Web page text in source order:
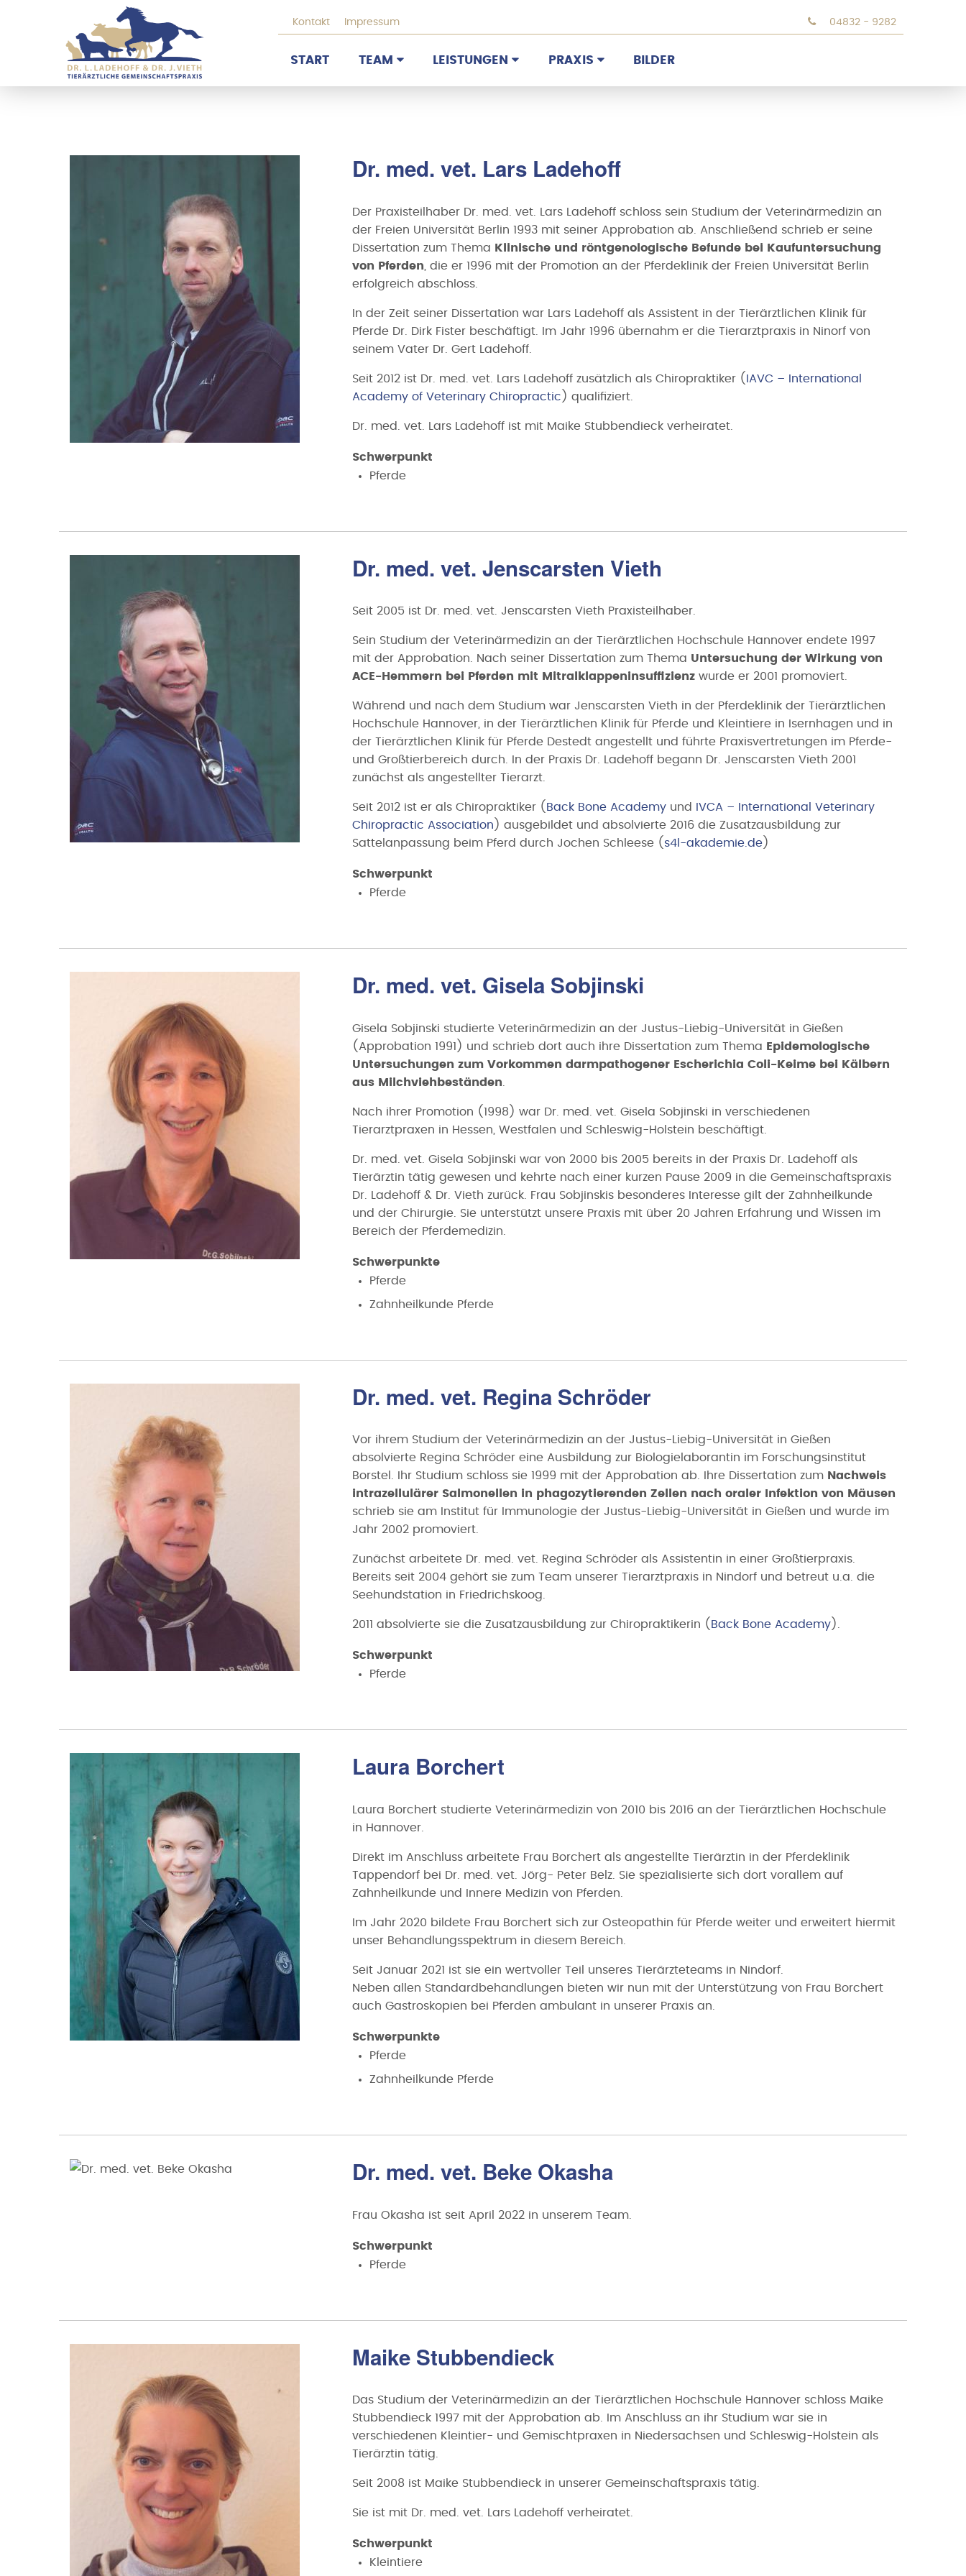
Kontakt Impressum 04832 - 9282
START TEAM LEISTUNGEN PRAXIS BILDER
Dr. med. vet. Lars Ladehoff
Der Praxisteilhaber Dr. med. vet. Lars Ladehoff schloss sein Studium der Veterinärmedizin an
der Freien Universität Berlin 1993 mit seiner Approbation ab. Anschließend schrieb er seine
Dissertation zum Thema Klinische und röntgenologische Befunde bei Kaufuntersuchung
von Pferden , die er 1996 mit der Promotion an der Pferdeklinik der Freien Universität Berlin
erfolgreich abschloss.
In der Zeit seiner Dissertation war Lars Ladehoff als Assistent in der Tierärztlichen Klinik für
Pferde Dr. Dirk Fister beschäftigt. Im Jahr 1996 übernahm er die Tierarztpraxis in Ninorf von
seinem Vater Dr. Gert Ladehoff.
Seit 2012 ist Dr. med. vet. Lars Ladehoff zusätzlich als Chiropraktiker ( IAVC – International
Academy of Veterinary Chiropractic ) qualifiziert.
Dr. med. vet. Lars Ladehoff ist mit Maike Stubbendieck verheiratet.
Schwerpunkt
Pferde
Dr. med. vet. Jenscarsten Vieth
Seit 2005 ist Dr. med. vet. Jenscarsten Vieth Praxisteilhaber.
Sein Studium der Veterinärmedizin an der Tierärztlichen Hochschule Hannover endete 1997
mit der Approbation. Nach seiner Dissertation zum Thema Untersuchung der Wirkung von
ACE-Hemmern bei Pferden mit Mitralklappeninsuffizienzwurde er 2001 promoviert.
Während und nach dem Studium war Jenscarsten Vieth in der Pferdeklinik der Tierärztlichen
Hochschule Hannover, in der Tierärztlichen Klinik für Pferde und Kleintiere in Isernhagen und in
der Tierärztlichen Klinik für Pferde Destedt angestellt und führte Praxisvertretungen im Pferde-
und Großtierbereich durch. In der Praxis Dr. Ladehoff begann Dr. Jenscarsten Vieth 2001
zunächst als angestellter Tierarzt.
Seit 2012 ist er als Chiropraktiker ( Back Bone Academy und
IVCA – International Veterinary
Chiropractic Association ) ausgebildet und absolvierte 2016 die Zusatzausbildung zur
Sattelanpassung beim Pferd durch Jochen Schleese ( s4l-akademie.de )
Schwerpunkt
Pferde
Dr. med. vet. Gisela Sobjinski
Gisela Sobjinski studierte Veterinärmedizin an der Justus-Liebig-Universität in Gießen
(Approbation 1991) und schrieb dort auch ihre Dissertation zum Thema
Epidemologische
Untersuchungen zum Vorkommen darmpathogener Escherichia Coli-Keime bei Kälbern
aus Milchviehbeständen
Nach ihrer Promotion (1998) war Dr. med. vet. Gisela Sobjinski in verschiedenen
Tierarztpraxen in Hessen, Westfalen und Schleswig-Holstein beschäftigt.
Dr. med. vet. Gisela Sobjinski war von 2000 bis 2005 bereits in der Praxis Dr. Ladehoff als
Tierärztin tätig gewesen und kehrte nach einer kurzen Pause 2009 in die Gemeinschaftspraxis
Dr. Ladehoff & Dr. Vieth zurück. Frau Sobjinskis besonderes Interesse gilt der Zahnheilkunde
und der Chirurgie. Sie unterstützt unsere Praxis mit über 20 Jahren Erfahrung und Wissen im
Bereich der Pferdemedizin.
Schwerpunkte
Pferde
Zahnheilkunde Pferde
Dr. med. vet. Regina Schröder
Vor ihrem Studium der Veterinärmedizin an der Justus-Liebig-Universität in Gießen
absolvierte Regina Schröder eine Ausbildung zur Biologielaborantin im Forschungsinstitut
Borstel. Ihr Studium schloss sie 1999 mit der Approbation ab. Ihre Dissertation zum Nachweis
intrazellulärer Salmonellen in phagozytierenden Zellen nach oraler Infektion von Mäusen
schrieb sie am Institut für Immunologie der Justus-Liebig-Universität in Gießen und wurde im
Jahr 2002 promoviert.
Zunächst arbeitete Dr. med. vet. Regina Schröder als Assistentin in einer Großtierpraxis.
Bereits seit 2004 gehört sie zum Team unserer Tierarztpraxis in Nindorf und betreut u.a. die
Seehundstation in Friedrichskoog.
2011 absolvierte sie die Zusatzausbildung zur Chiropraktikerin ( Back Bone Academy).
Schwerpunkt
Pferde
Laura Borchert
Laura Borchert studierte Veterinärmedizin von 2010 bis 2016 an der Tierärztlichen Hochschule
in Hannover.
Direkt im Anschluss arbeitete Frau Borchert als angestellte Tierärztin in der Pferdeklinik
Tappendorf bei Dr. med. vet. Jörg- Peter Belz. Sie spezialisierte sich dort vorallem auf
Zahnheilkunde und Innere Medizin von Pferden.
Im Jahr 2020 bildete Frau Borchert sich zur Osteopathin für Pferde weiter und erweitert hiermit
unser Behandlungsspektrum in diesem Bereich.
Seit Januar 2021 ist sie ein wertvoller Teil unseres Tierärzteteams in Nindorf.
Neben allen Standardbehandlungen bieten wir nun mit der Unterstützung von Frau Borchert
auch Gastroskopien bei Pferden ambulant in unserer Praxis an.
Schwerpunkte
Pferde
Zahnheilkunde Pferde
Dr. med. vet. Beke Okasha
Frau Okasha ist seit April 2022 in unserem Team.
Schwerpunkt
Pferde
Maike Stubbendieck
Das Studium der Veterinärmedizin an der Tierärztlichen Hochschule Hannover schloss Maike
Stubbendieck 1997 mit der Approbation ab. Im Anschluss an ihr Studium war sie in
verschiedenen Kleintier- und Gemischtpraxen in Niedersachsen und Schleswig-Holstein als
Tierärztin tätig.
Seit 2008 ist Maike Stubbendieck in unserer Gemeinschaftspraxis tätig.
Sie ist mit Dr. med. vet. Lars Ladehoff verheiratet.
Schwerpunkt
Kleintiere